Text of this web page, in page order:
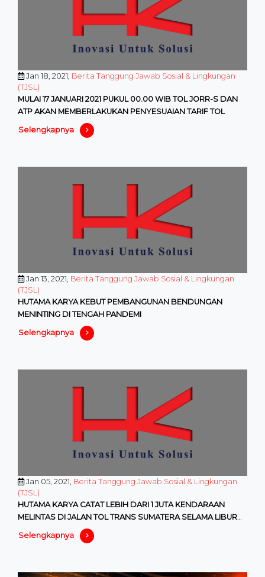
Jan 18, 2021, Berita Tanggung Jawab Sosial & Lingkungan
(TJSL)
MULAI 17 JANUARI 2021 PUKUL 00.00 WIB TOL JORR-S DAN
ATP AKAN MEMBERLAKUKAN PENYESUAIAN TARIF TOL
Selengkapnya
Jan 13, 2021, Berita Tanggung Jawab Sosial & Lingkungan
(TJSL)
HUTAMA KARYA KEBUT PEMBANGUNAN BENDUNGAN
MENINTING DI TENGAH PANDEMI
Selengkapnya
Jan 05, 2021, Berita Tanggung Jawab Sosial & Lingkungan
(TJSL)
HUTAMA KARYA CATAT LEBIH DARI 1 JUTA KENDARAAN
MELINTAS DI JALAN TOL TRANS SUMATERA SELAMA LIBUR
NATARU
Selengkapnya